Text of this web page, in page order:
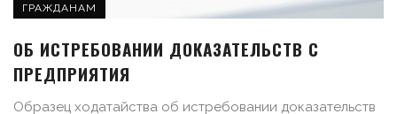
ГРАЖДАНАМ
ОБ ИСТРЕБОВАНИИ ДОКАЗАТЕЛЬСТВ С
ПРЕДПРИЯТИЯ
Образец ходатайства об истребовании доказательств